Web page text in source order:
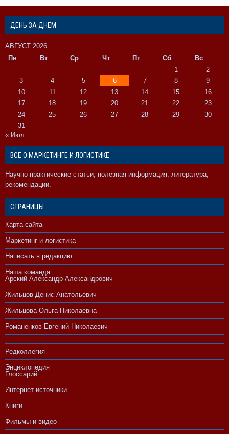
ДЕНЬ ЗА ДНЁМ
АВГУСТ 2026
Пн
Вт Ср Чт Пт Сб
Вс
1
2
3
4 5 6 7 8
9
10
11 12 13 14 15
16
17
18 19 20 21 22
23
24
25 26 27 28 29
30
31
« Июл
ВСЁ О МАРКЕТИНГЕ И ЛОГИСТИКЕ
Научно-практические статьи, полезная информация, литература,
рекомендации.
СТРАНИЦЫ
Карта сайта
Маркетинг и логистика
Написать в редакцию
Наша команда
Арский Александр Александрович
Жильцов Денис Анатольевич
Жильцова Ольга Николаевна
Романенков Евгений Николаевич
Редколлегия
Энциклопедия
Глоссарий
Интернет-источники
Книги
Фильмы и видео